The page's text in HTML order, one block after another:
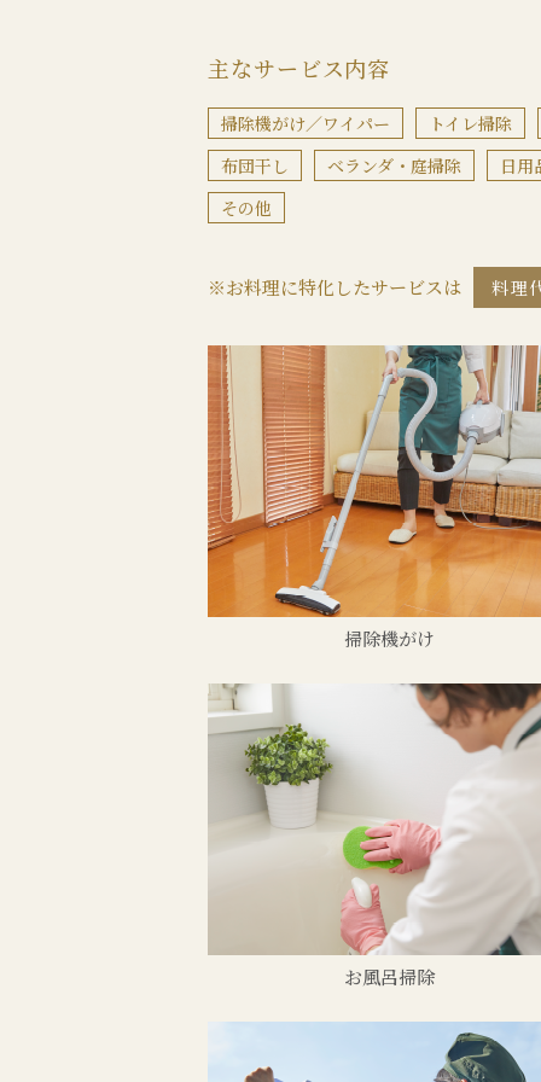
主なサービス内容
掃除機がけ／ワイパー
トイレ掃除
布団干し
ベランダ・庭掃除
日用
その他
※お料理に特化したサービスは 料理
掃除機がけ
お風呂掃除